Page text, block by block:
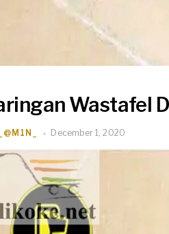
Wastafel
_@M1N_ December 1, 2020